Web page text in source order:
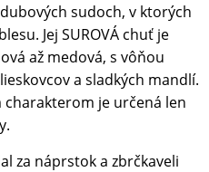
sudoch, v ktorých
Jej SUROVÁ chuť je
až medová, s vôňou
a sladkých mandlí.
je určená len
za náprstok a zbrčkaveli